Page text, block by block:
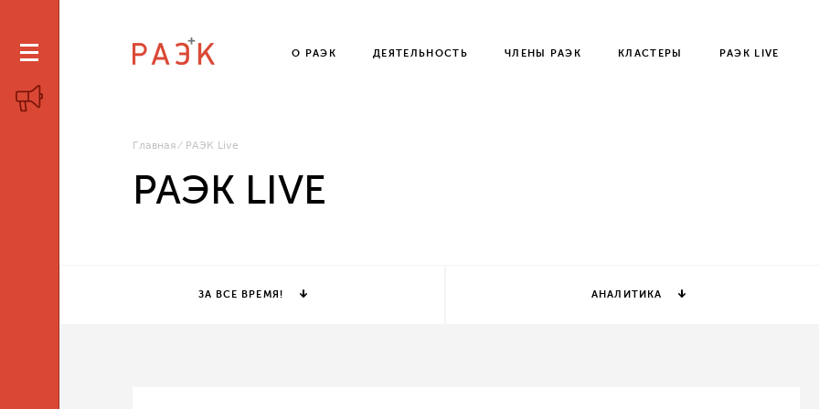
О РАЭК ДЕЯТЕЛЬНОСТЬ ЧЛЕНЫ РАЭК КЛАСТЕРЫ РАЭК LIVE
Главная РАЭК Live
РАЭК LIVE
ЗА ВСЕ ВРЕМЯ! АНАЛИТИКА